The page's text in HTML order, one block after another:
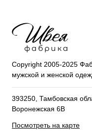
Copyright 2005-2025
мужской и женской
393250, Тамбовская
Воронежская 6В
Посмотреть на карте